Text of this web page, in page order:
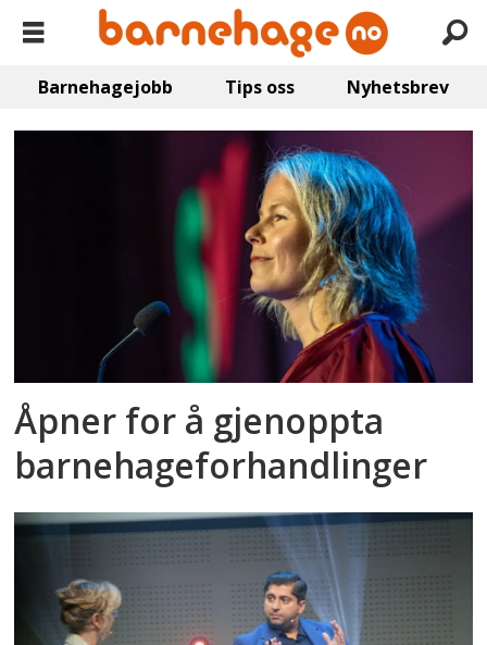
Barnehagejobb Tips oss Nyhetsbrev
Emne:
forhandlinger
Åpner for å gjenoppta
barnehageforhandlinger